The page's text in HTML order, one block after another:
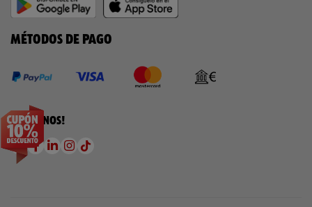
MÉTODOS DE PAGO
¡SÍGUENOS!